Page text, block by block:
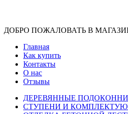
ДОБРО ПОЖАЛОВАТЬ В
Главная
Как купить
Контакты
О нас
Отзывы
ДЕРЕВЯННЫЕ
СТУПЕНИ И